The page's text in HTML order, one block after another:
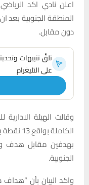
اعلن نادي اكد
المنطقة الجنوبية بعد
دون مقابل.
تلقَّ تنبيهات
على التليغرام
وقالت الهيئة
بهدفين مقابل هدف
الجنوبية.
واكد البيان بأن